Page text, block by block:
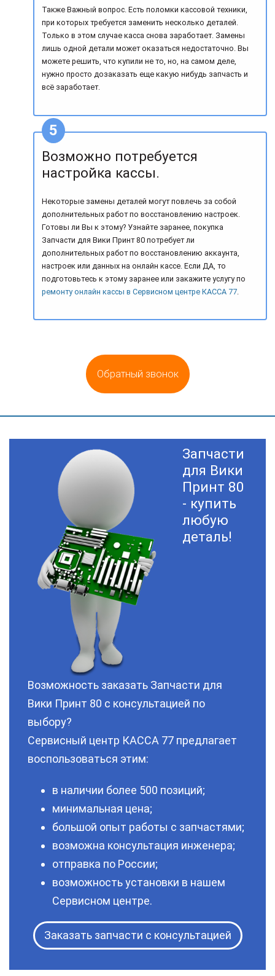
Также Важный вопрос. Есть поломки кассовой техники,
при которых требуется заменить несколько деталей.
Только в этом случае касса снова заработает. Замены
лишь одной детали может оказаться недостаточно. Вы
можете решить, что купили не то, но, на самом деле,
нужно просто дозаказать еще какую нибудь запчасть и
всё заработает.
Возможно потребуется
настройка кассы.
Некоторые замены деталей могут повлечь за собой
дополнительных работ по восстановлению настроек.
Готовы ли Вы к этому? Узнайте заранее, покупка
Запчасти для Вики Принт 80 потребует ли
дополнительных работ по восстановлению аккаунта,
настроек или данных на онлайн кассе. Если ДА, то
подготовьтесь к этому заранее или закажите услугу по
ремонту онлайн кассы в Сервисном центре КАССА 77
Обратный звонок
Запчасти
для Вики
Принт 80
- купить
любую
деталь!
Возможность заказать Запчасти для
Вики Принт 80 с консультацией по
выбору?
Сервисный центр КАССА 77 предлагает
воспользоваться этим:
в наличии более 500 позиций;
минимальная цена;
большой опыт работы с запчастями;
возможна консультация инженера;
отправка по России;
возможность установки в нашем
Сервисном центре.
Заказать запчасти с консультацией